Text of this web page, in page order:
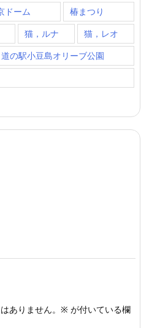
ドーム
椿まつり
猫，ルナ
猫，レオ
道の駅小豆島オリーブ公園
ありません。 ※ が付いている欄